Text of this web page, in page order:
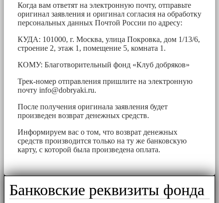
Когда вам ответят на электронную почту, отправьте
оригинал заявления и оригинал согласия на обработку
персональных данных Почтой России по адресу:
КУДА: 101000, г. Москва, улица Покровка, дом 1/13/6,
строение 2, этаж 1, помещение 5, комната 1.
КОМУ: Благотворительный фонд «Клуб добряков»
Трек-номер отправления пришлите на электронную
почту info@dobryaki.ru.
После получения оригинала заявления будет
произведен возврат денежных средств.
Информируем вас о том, что возврат денежных
средств производится только на ту же банковскую
карту, с которой была произведена оплата.
Банковские реквизиты фонда